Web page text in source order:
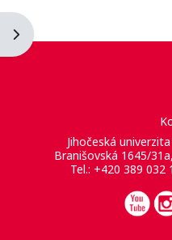
Otevřít panel bloku
Jihočeská
Branišovská 1645/
Tel.: +420 389 032